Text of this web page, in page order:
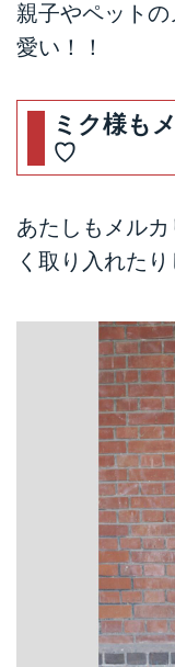
親子やペット
愛い！！
ミク様も
♡
あたしもメル
く取り入れた